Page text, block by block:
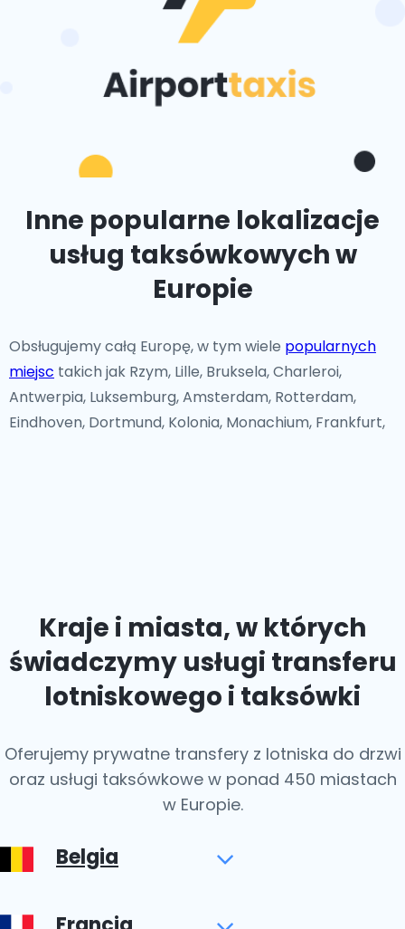
Inne popularne lokalizacje
usług taksówkowych w
Europie
Obsługujemy całą Europę, w tym wiele popularnych
miejsc takich jak Rzym, Lille, Bruksela, Charleroi,
Antwerpia, Luksemburg, Amsterdam, Rotterdam,
Eindhoven, Dortmund, Kolonia, Monachium, Frankfurt,
Kraje i miasta, w których
świadczymy usługi transferu
lotniskowego i taksówki
Oferujemy prywatne transfery z lotniska do drzwi
oraz usługi taksówkowe w ponad 450 miastach
w Europie.
Belgia